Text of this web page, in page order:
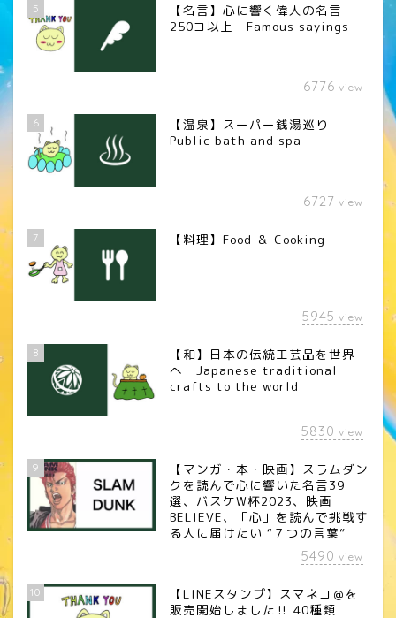
5
【名言】心に響く偉人の名言
250コ以上 Famous sayings
6776 view
6
【温泉】スーパー銭湯巡り
Public bath and spa
6727 view
7 【料理】Food ＆ Cooking
5945 view
8
【和】日本の伝統工芸品を世界
へ Japanese traditional
crafts to the world
5830 view
9
【マンガ・本・映画】スラムダン
クを読んで心に響いた名言39
選、バスケW杯2023、映画
BELIEVE、「心」を読んで挑戦す
る人に届けたい “７つの言葉”
5490 view
10
【LINEスタンプ】スマネコ＠を
販売開始しました‼︎ 40種類